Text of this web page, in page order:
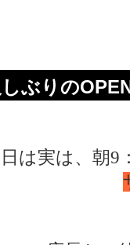
ぶりの
は実は、朝9